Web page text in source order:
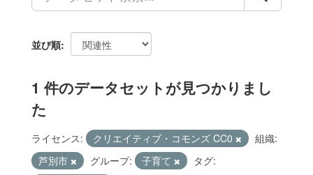
並び順
1 件のデータセットが見つかりまし
た
ライセンス: クリエイティブ・コモンズ CC0
組織:
芦別市
グループ: 子育て
タグ: